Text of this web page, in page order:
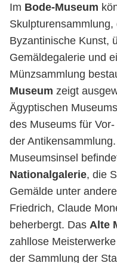
Im Bode-Museum
Byzantinische Kunst,
Gemäldegalerie und
Münzsammlung
Museum zeigt
Ägyptischen
des Museums für
der
Museumsinsel
Nationalgalerie, die
Gemälde unter
Friedrich, Claude
beherbergt. Das Alte
zahllose
der Sammlung der